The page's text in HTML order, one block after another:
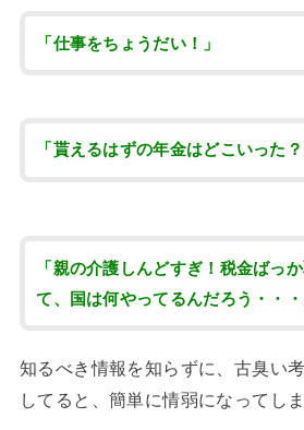
「仕事をちょうだい！」
「貰えるはずの年金はどこいった？
「親の介護しんどすぎ！税金ばっ
て、国は何やってるんだろう・・・
知るべき情報を知らずに、古臭い
してると、簡単に情弱になってしま